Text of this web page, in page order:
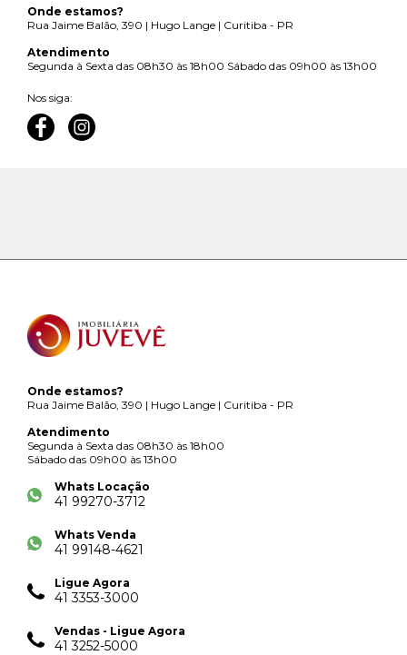
Onde estamos?
Rua Jaime Balão, 390 | Hugo Lange | Curitiba - PR
Atendimento
Segunda à Sexta das 08h30 às 18h00 Sábado das 09h00 às 13h00
Nos siga:
Onde estamos?
Rua Jaime Balão, 390 | Hugo Lange | Curitiba - PR
Atendimento
Segunda à Sexta das 08h30 às 18h00
Sábado das 09h00 às 13h00
Whats Locação
41 99270-3712
Whats Venda
41 99148-4621
Ligue Agora
41 3353-3000
Vendas - Ligue Agora
41 3252-5000